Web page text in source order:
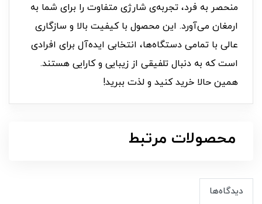
منحصر به فرد، تجربه‌ی شارژی متفاوت را برای شما به
ارمغان می‌آورد. این محصول با کیفیت بالا و سازگاری
عالی با تمامی دستگاه‌ها، انتخابی ایده‌آل برای افرادی
است که به دنبال تلفیقی از زیبایی و کارایی هستند.
همین حالا خرید کنید و لذت ببرید!
محصولات مرتبط
دیدگاه‌ها